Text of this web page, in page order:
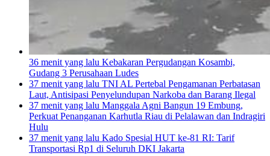
36 menit yang lalu Kebakaran Pergudangan Kosambi,
Gudang 3 Perusahaan Ludes
37 menit yang lalu TNI AL Pertebal Pengamanan Perbatasan
Laut, Antisipasi Penyelundupan Narkoba dan Barang Ilegal
37 menit yang lalu Manggala Agni Bangun 19 Embung,
Perkuat Penanganan Karhutla Riau di Pelalawan dan Indragiri
Hulu
37 menit yang lalu Kado Spesial HUT ke-81 RI: Tarif
Transportasi Rp1 di Seluruh DKI Jakarta